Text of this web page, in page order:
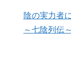
陰の実力者
～七陰列伝